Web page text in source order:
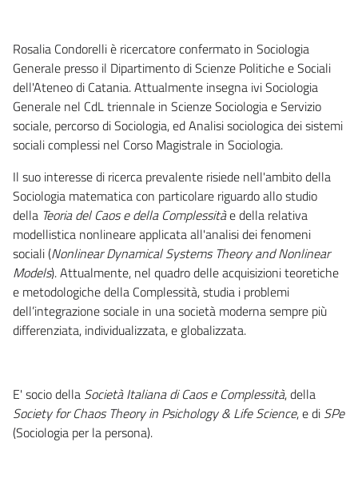
Rosalia Condorelli è ricercatore confermato in Sociologia
Generale presso il Dipartimento di Scienze Politiche e Sociali
dell'Ateneo di Catania. Attualmente insegna ivi Sociologia
Generale nel CdL triennale in Scienze Sociologia e Servizio
sociale, percorso di Sociologia, ed Analisi sociologica dei sistemi
sociali complessi nel Corso Magistrale in Sociologia.
Il suo interesse di ricerca prevalente risiede nell'ambito della
Sociologia matematica con particolare riguardo allo studio
della Teoria del Caos e della Complessitàe della relativa
modellistica nonlineare applicata all'analisi dei fenomeni
sociali (Nonlinear Dynamical Systems Theory and Nonlinear
Models). Attualmente, nel quadro delle acquisizioni teoretiche
e metodologiche della Complessità, studia i problemi
dell’integrazione sociale in una società moderna sempre più
differenziata, individualizzata, e globalizzata.
E' socio della Società Italiana di Caos e Complessità, della
Society for Chaos Theory in Psichology & Life Science, e di SPe
(Sociologia per la persona).